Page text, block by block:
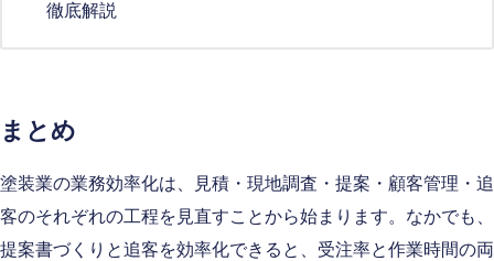
徹底解説
まとめ
塗装業の業務効率化は、見積・現地調査・提案・顧客管理・追
客のそれぞれの工程を見直すことから始まります。なかでも、
提案書づくりと追客を効率化できると、受注率と作業時間の両